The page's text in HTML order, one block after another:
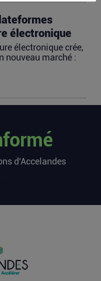
électronique
électronique crée,
nouveau marché :
des
l’une des
à 2,25
de dollars et
milliards fin
d'Accelandes